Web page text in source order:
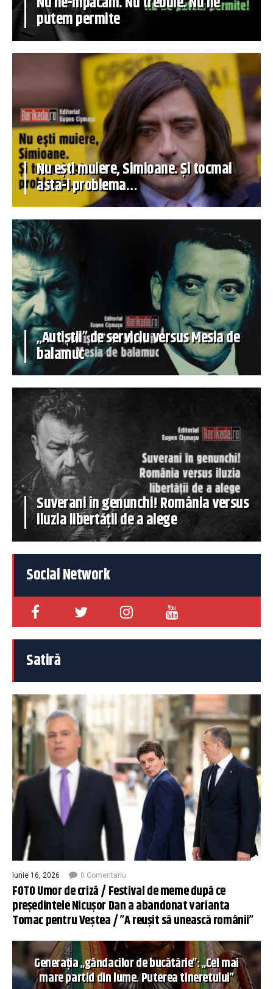
putem permite
Nu ești muiere, Simioane. Și tocmai
asta-i problema…
„Autiștii” de serviciu versus Mesia de
balamuc
Suverani în genunchi! România versus
iluzia libertății de a alege
Social Network
Satiră
iunie 16, 2026 0 Comentariu
FOTO Umor de criză / Festival de meme după ce
președintele Nicușor Dan a abandonat varianta
Tomac pentru Veștea / ”A reușit să unească românii”
Generația „gândacilor de bucătărie”: „Cel mai
mare partid din lume. Puterea tineretului”